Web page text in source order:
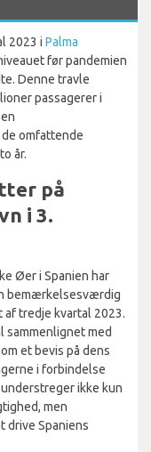
2023 i Palma
før pandemien
Denne travle
passagerer i
omfattende
år.
på
i 3.
Øer i Spanien har
bemærkelsesværdig
tredje kvartal 2023.
sammenlignet med
et bevis på dens
i forbindelse
ikke kun
men
drive Spaniens